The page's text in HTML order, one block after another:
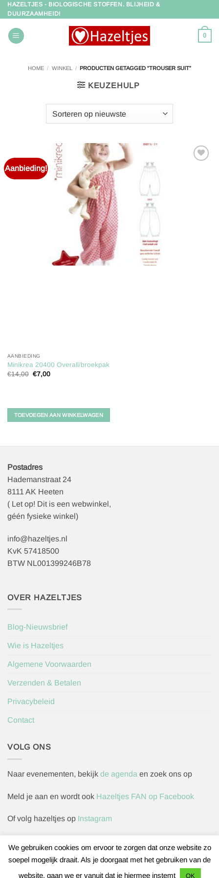
Ga
naar
inhoud
HAZELTJES - BIOLOGISCHE STOFFEN. BLIJHEID &
DUURZAAMHEID!
0
HOME / WINKEL / PRODUCTEN GETAGGED “TROUSER SUIT”
KEUZEHULP
Aanbieding!
AANBIEDING
Minikrea 20400 Overall/broekpak
€14,00 Oorspronkelijke
€7,00Huidige
TOEVOEGEN AAN WINKELWAGEN
Postadres
Hademanstraat 24
8111 AK Heeten
( Let op! Dit is een webwinkel,
géén fysieke winkel)
info@hazeltjes.nl
KvK 57418500
BTW NL001399246B78
OVER HAZELTJES
Blog-Nieuwsbrief
Wie is Hazeltjes
Algemene Voorwaarden
Verzenden & Betalen
Privacybeleid
Contact
VOLG ONS
Naar evenementen, bekijk de agenda en zoek ons op
Meld je aan en wordt ook Hazeltjes FAN op Facebook
Of volg hazeltjes op Instagram
Herroepingsverzoek indienen
We gebruiken cookies om ervoor te zorgen dat onze website zo
soepel mogelijk draait. Als je doorgaat met het gebruiken van de
website, gaan we er vanuit dat je hiermee instemt
OK